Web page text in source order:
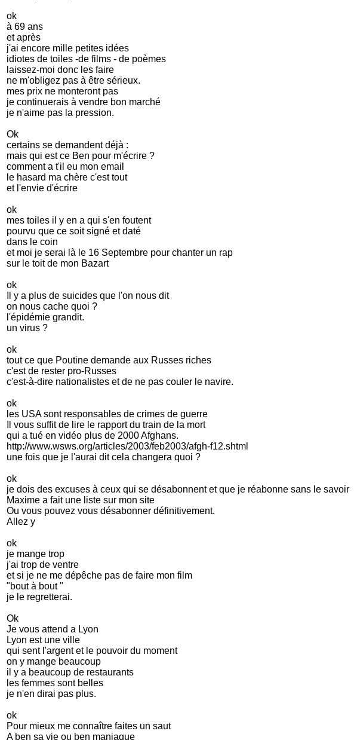
ok
à 69 ans
et après
j'ai encore mille petites idées
idiotes de toiles -de films - de poèmes
laissez-moi donc les faire
ne m'obligez pas à être sérieux.
mes prix ne monteront pas
je continuerais à vendre bon marché
je n'aime pas la pression.
Ok
certains se demandent déjà :
mais qui est ce Ben pour m'écrire ?
comment a t'il eu mon email
le hasard ma chère c'est tout
et l'envie d'écrire
ok
mes toiles il y en a qui s'en foutent
pourvu que ce soit signé et daté
dans le coin
et moi je serai là le 16 Septembre pour chanter un rap
sur le toit de mon Bazart
ok
Il y a plus de suicides que l'on nous dit
on nous cache quoi ?
l'épidémie grandit.
un virus ?
ok
tout ce que Poutine demande aux Russes riches
c'est de rester pro-Russes
c'est-à-dire nationalistes et de ne pas couler le navire.
ok
les USA sont responsables de crimes de guerre
Il vous suffit de lire le rapport du train de la mort
qui a tué en vidéo plus de 2000 Afghans.
http://www.wsws.org/articles/2003/feb2003/afgh-f12.shtml
une fois que je l'aurai dit cela changera quoi ?
ok
je dois des excuses à ceux qui se désabonnent et que je réabonne sans le savoir
Maxime a fait une liste sur mon site
Ou vous pouvez vous désabonner définitivement.
Allez y
ok
je mange trop
j'ai trop de ventre
et si je ne me dépêche pas de faire mon film
"bout à bout "
je le regretterai.
Ok
Je vous attend a Lyon
Lyon est une ville
qui sent l'argent et le pouvoir du moment
on y mange beaucoup
il y a beaucoup de restaurants
les femmes sont belles
je n'en dirai pas plus.
ok
Pour mieux me connaître faites un saut
A ben sa vie ou ben maniaque